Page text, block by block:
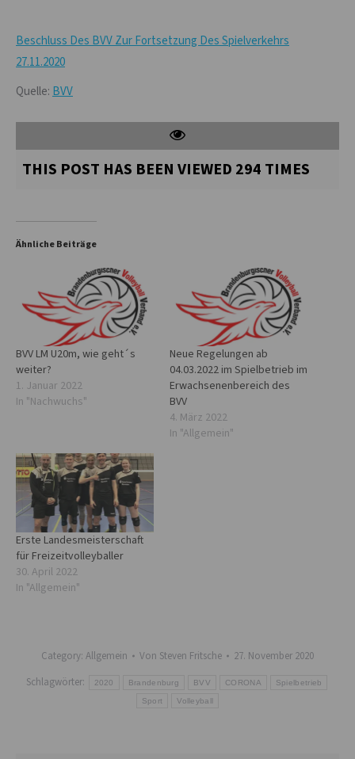
Beschluss Des BVV Zur Fortsetzung Des Spielverkehrs
27.11.2020
Quelle: BVV
THIS POST HAS BEEN VIEWED 294 TIMES
Ähnliche Beiträge
BVV LM U20m, wie geht´s
weiter?
1. Januar 2022
In "Nachwuchs"
Neue Regelungen ab
04.03.2022 im Spielbetrieb im
Erwachsenenbereich des
BVV
4. März 2022
In "Allgemein"
Erste Landesmeisterschaft
für Freizeitvolleyballer
30. April 2022
In "Allgemein"
Category: Allgemein Von Steven Fritsche
27. November 2020
Schlagwörter:
2020 Brandenburg BVV CORONA Spielbetrieb
Sport Volleyball